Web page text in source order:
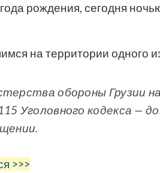
рождения, сегодня
на территории одного
обороны Грузии
Уголовного кодекса —
>>>